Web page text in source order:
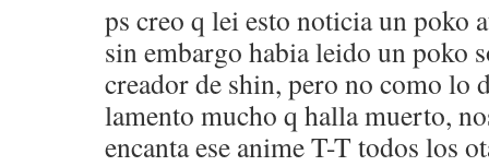
ps creo q lei esto noticia un poko
sin embargo habia leido un poko
creador de shin, pero no como lo
lamento mucho q halla muerto,
encanta ese anime T-T todos los